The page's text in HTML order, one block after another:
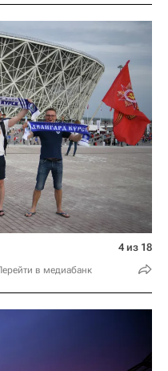
в медиабанк
4 из 18